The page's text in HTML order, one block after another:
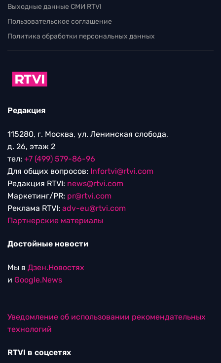
Выходные данные СМИ RTVI
Пользовательское соглашение
Политика обработки персональных данных
Редакция
115280, г. Москва, ул. Ленинская слобода,
д. 26, этаж 2
тел: +7 (499) 579-86-96
Для общих вопросов: Infortvi@rtvi.com
Редакция RTVI: news@rtvi.com
Маркетинг/PR: pr@rtvi.com
Реклама RTVI: adv-eu@rtvi.com
Партнерские материалы
Достойные новости
Мы в Дзен.Новостях
и Google.News
Уведомление об использовании рекомендательных
технологий
RTVI в соцсетях